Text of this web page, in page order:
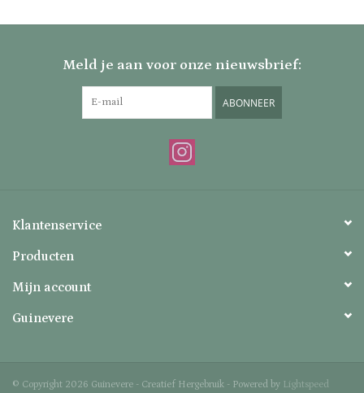
Meld je aan voor onze nieuwsbrief:
ABONNEER
Klantenservice
Producten
Mijn account
Guinevere
© Copyright 2026 Guinevere - Creatief Hergebruik - Powered by Lightspeed